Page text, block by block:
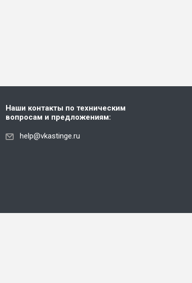
Наши контакты по техническим
вопросам и предложениям:
help@vkastinge.ru